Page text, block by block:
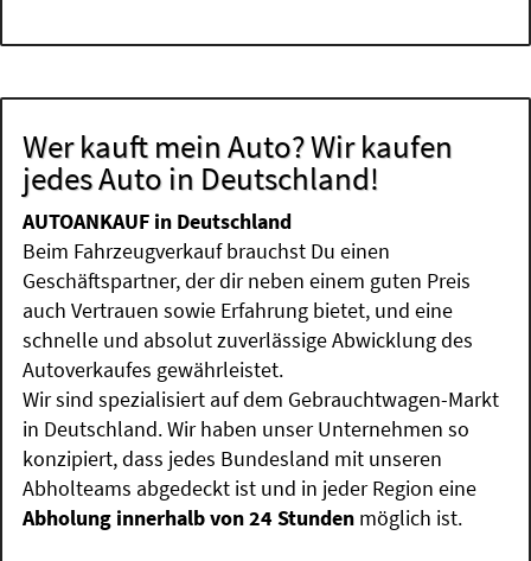
Wer kauft mein Auto? Wir kaufen
jedes Auto in Deutschland!
AUTOANKAUF in Deutschland
Beim Fahrzeugverkauf brauchst Du einen
Geschäftspartner, der dir neben einem guten Preis
auch Vertrauen sowie Erfahrung bietet, und eine
schnelle und absolut zuverlässige Abwicklung des
Autoverkaufes gewährleistet.
Wir sind spezialisiert auf dem Gebrauchtwagen-Markt
in Deutschland. Wir haben unser Unternehmen so
konzipiert, dass jedes Bundesland mit unseren
Abholteams abgedeckt ist und in jeder Region eine
Abholung innerhalb von 24 Stunden möglich ist.